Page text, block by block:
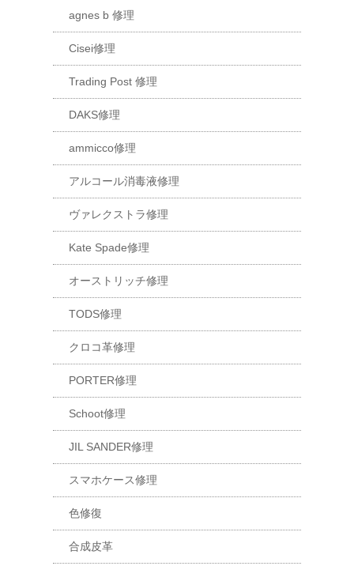
agnes b 修理
Cisei修理
Trading Post 修理
DAKS修理
ammicco修理
アルコール消毒液修理
ヴァレクストラ修理
Kate Spade修理
オーストリッチ修理
TODS修理
クロコ革修理
PORTER修理
Schoot修理
JIL SANDER修理
スマホケース修理
色修復
合成皮革